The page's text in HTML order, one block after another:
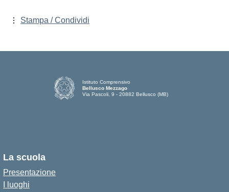
Stampa / Condividi
Istituto Comprensivo
Bellusco Mezzago
Via Pascoli, 9 - 20882 Bellusco (MB)
La scuola
Presentazione
I luoghi